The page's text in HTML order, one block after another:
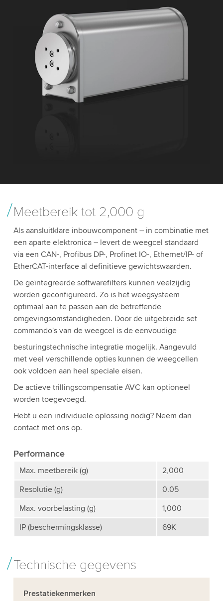
Meetbereik tot 2,000 g
Als aansluitklare inbouwcomponent – in combinatie met
een aparte elektronica – levert de weegcel standaard
via een CAN-, Profibus DP-, Profinet IO-, Ethernet/IP- of
EtherCAT-interface al definitieve gewichtswaarden.
De geïntegreerde softwarefilters kunnen veelzijdig
worden geconfigureerd. Zo is het weegsysteem
optimaal aan te passen aan de betreffende
omgevingsomstandigheden. Door de uitgebreide set
commando's van de weegcel is de eenvoudige
besturingstechnische integratie mogelijk. Aangevuld
met veel verschillende opties kunnen de weegcellen
ook voldoen aan heel speciale eisen.
De actieve trillingscompensatie AVC kan optioneel
worden toegevoegd.
Hebt u een individuele oplossing nodig? Neem dan
contact met ons op.
Performance
Max. meetbereik (g)
2,000
Resolutie (g)
0.05
Max. voorbelasting (g)
1,000
IP (beschermingsklasse)
69K
Technische gegevens
Prestatiekenmerken